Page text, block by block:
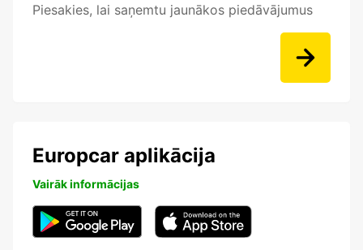
Piesakies, lai saņemtu jaunākos piedāvājumus
Europcar aplikācija
Vairāk informācijas